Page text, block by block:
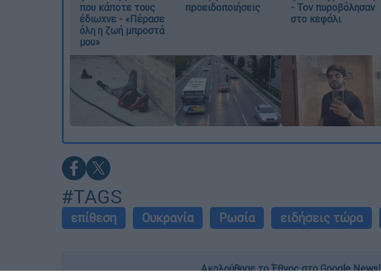
που κάποτε τους
έδιωχνε - «Πέρασε
όλη η ζωή μπροστά
μου»
προειδοποιήσεις
- Τον πυροβόλησαν
στο κεφάλι
#TAGS
επίθεση Ουκρανία Ρωσία ειδήσεις τώρα
Ακολούθησε το Έθνος στο Google News!